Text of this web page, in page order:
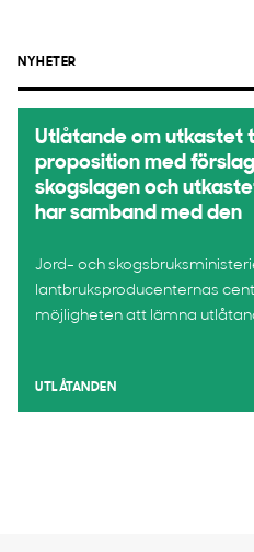
NYHETER
Utlåtande om utkastet
proposition med
skogslagen och
har samband med den
Jord- och
lantbruksproducenternas
möjligheten att lämna
UTLÅTANDEN